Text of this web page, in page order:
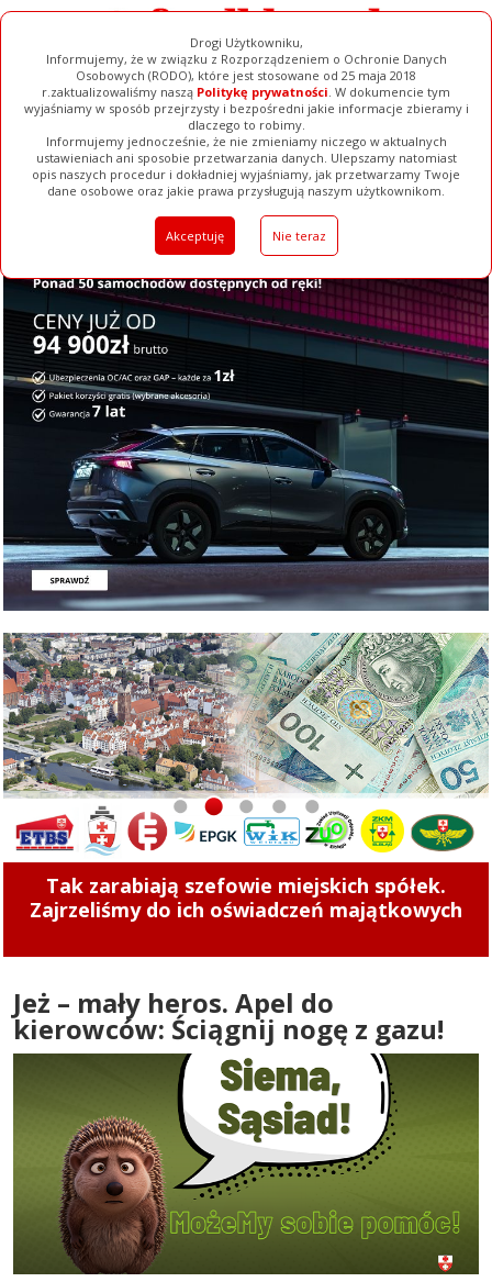
Drogi Użytkowniku,
Informujemy, że w związku z Rozporządzeniem o Ochronie Danych
Osobowych (RODO), które jest stosowane od 25 maja 2018
r.zaktualizowaliśmy naszą Politykę prywatności. W dokumencie tym
wyjaśniamy w sposób przejrzysty i bezpośredni jakie informacje zbieramy i
dlaczego to robimy.
Informujemy jednocześnie, że nie zmieniamy niczego w aktualnych
ustawieniach ani sposobie przetwarzania danych. Ulepszamy natomiast
opis naszych procedur i dokładniej wyjaśniamy, jak przetwarzamy Twoje
dane osobowe oraz jakie prawa przysługują naszym użytkownikom.
Akceptuję Nie teraz
Ogłoszenia Filmy Galerie Baza Firm Pełna Wersja
Powstanie nowa ścieżka pieszo-rowerowa
1 2 3 4 5
Jeż – mały heros. Apel do
kierowców: Ściągnij nogę z gazu!